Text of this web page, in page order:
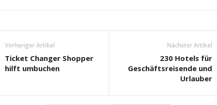
Vorheriger Artikel
Ticket Changer Shopper
hilft umbuchen
Nächster Artikel
230 Hotels für
Geschäftsreisende und
Urlauber